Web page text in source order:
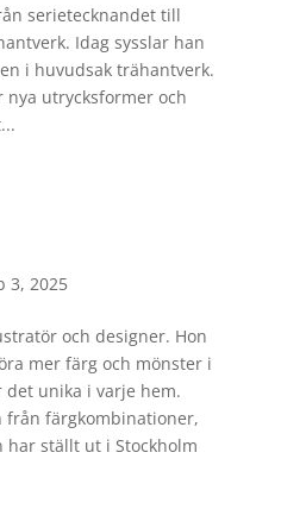
serietecknandet till
Idag sysslar han
i huvudsak trähantverk.
utrycksformer och
3, 2025
och designer. Hon
mer färg och mönster i
unika i varje hem.
färgkombinationer,
har ställt ut i Stockholm